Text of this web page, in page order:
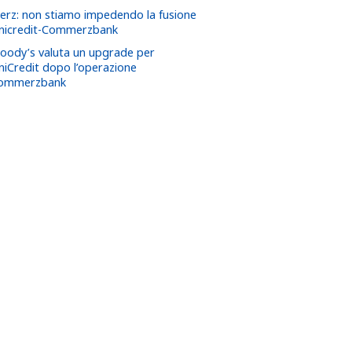
non stiamo impedendo la fusione
Commerzbank
valuta un upgrade per
dopo l’operazione